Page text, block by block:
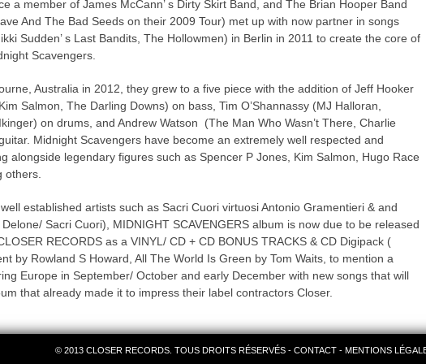
a member of James McCann’ s Dirty Skirt Band, and The Brian Hooper Band
And The Bad Seeds on their 2009 Tour) met up with now partner in songs
Sudden’ s Last Bandits, The Hollowmen) in Berlin in 2011 to create the core of
Scavengers.
Australia in 2012, they grew to a five piece with the addition of Jeff Hooker
Salmon, The Darling Downs) on bass, Tim O’Shannassy (MJ Halloran,
on drums, and Andrew Watson (The Man Who Wasn’t There, Charlie
Midnight Scavengers have become an extremely well respected and
alongside legendary figures such as Spencer P Jones, Kim Salmon, Hugo Race
others.
established artists such as Sacri Cuori virtuosi Antonio Gramentieri & and
Sacri Cuori), MIDNIGHT SCAVENGERS album is now due to be released
RECORDS as a VINYL/ CD + CD BONUS TRACKS & CD Digipack (
by Rowland S Howard, All The World Is Green by Tom Waits, to mention a
Europe in September/ October and early December with new songs that will
that already made it to impress their label contractors Closer.
© 2013 CLOSER RECORDS. TOUS DROITS RÉSERVÉS - CONTACT- MENTIONS